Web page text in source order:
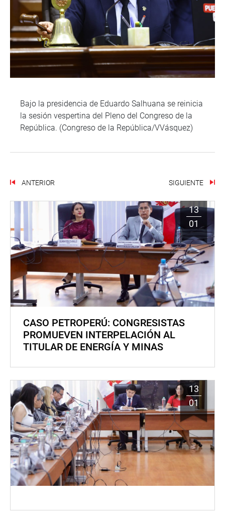
Bajo la presidencia de Eduardo Salhuana se reinicia
la sesión vespertina del Pleno del Congreso de la
República. (Congreso de la República/VVásquez)
ANTERIOR SIGUIENTE
13
01
CASO PETROPERÚ: CONGRESISTAS
PROMUEVEN INTERPELACIÓN AL
TITULAR DE ENERGÍA Y MINAS
13
01